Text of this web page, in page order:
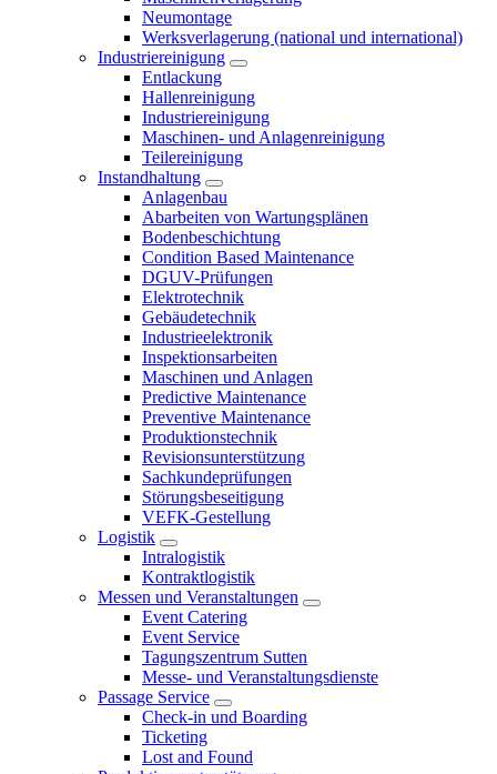
Neumontage
Werksverlagerung (national und international)
Industriereinigung
Entlackung
Hallenreinigung
Industriereinigung
Maschinen- und Anlagenreinigung
Teilereinigung
Instandhaltung
Anlagenbau
Abarbeiten von Wartungsplänen
Bodenbeschichtung
Condition Based Maintenance
DGUV-Prüfungen
Elektrotechnik
Gebäudetechnik
Industrieelektronik
Inspektionsarbeiten
Maschinen und Anlagen
Predictive Maintenance
Preventive Maintenance
Produktionstechnik
Revisionsunterstützung
Sachkundeprüfungen
Störungsbeseitigung
VEFK-Gestellung
Logistik
Intralogistik
Kontraktlogistik
Messen und Veranstaltungen
Event Catering
Event Service
Tagungszentrum Sutten
Messe- und Veranstaltungsdienste
Passage Service
Check-in und Boarding
Ticketing
Lost and Found